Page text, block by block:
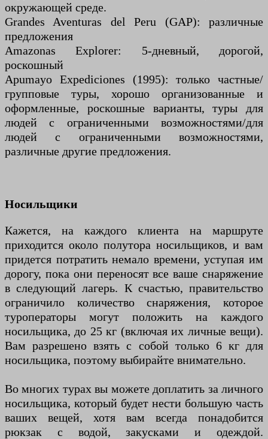
окружающей среде.
Grandes Aventuras del Peru (GAP): различные
предложения
Amazonas Explorer: 5-дневный, дорогой,
роскошный
Apumayo Expediciones (1995): только частные/
групповые туры, хорошо организованные и
оформленные, роскошные варианты, туры для
людей с ограниченными возможностями/для
людей с ограниченными возможностями,
различные другие предложения.
Носильщики
Кажется, на каждого клиента на маршруте
приходится около полутора носильщиков, и вам
придется потратить немало времени, уступая им
дорогу, пока они переносят все ваше снаряжение
в следующий лагерь. К счастью, правительство
ограничило количество снаряжения, которое
туроператоры могут положить на каждого
носильщика, до 25 кг (включая их личные вещи).
Вам разрешено взять с собой только 6 кг для
носильщика, поэтому выбирайте внимательно.
Во многих турах вы можете доплатить за личного
носильщика, который будет нести большую часть
ваших вещей, хотя вам всегда понадобится
рюкзак с водой, закусками и одеждой.